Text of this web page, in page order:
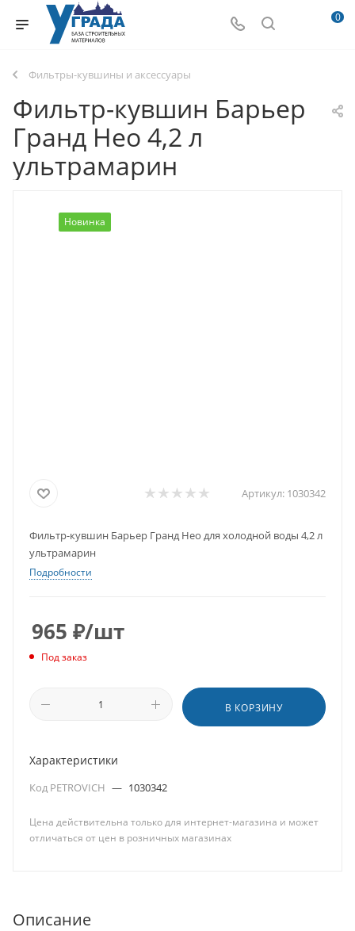
0
Фильтры-кувшины и аксессуары
Фильтр-кувшин Барьер
Гранд Нео 4,2 л
ультрамарин
Новинка
Артикул: 1030342
Фильтр-кувшин Барьер Гранд Нео для холодной воды 4,2 л
ультрамарин
Подробности
965 ₽/шт
Под заказ
В КОРЗИНУ
Характеристики
Код PETROVICH — 1030342
Цена действительна только для интернет-магазина и может
отличаться от цен в розничных магазинах
Описание